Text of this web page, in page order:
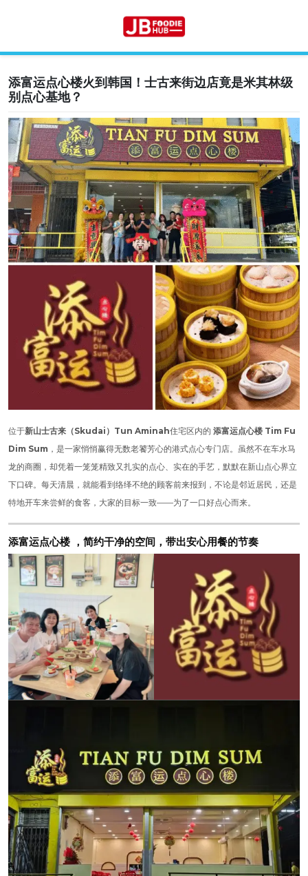
Skip
to
content
添富运点心楼火到韩国！士古来街边店竟是米其林级
别点心基地？
位于新山士古来（Skudai）Tun Aminah住宅区内的 添富运点心楼 Tim Fu
Dim Sum ，是一家悄悄赢得无数老饕芳心的港式点心专门店。虽然不在车水马
龙的商圈，却凭着一笼笼精致又扎实的点心、实在的手艺，默默在新山点心界立
下口碑。每天清晨，就能看到络绎不绝的顾客前来报到，不论是邻近居民，还是
特地开车来尝鲜的食客，大家的目标一致——为了一口好点心而来。
添富运点心楼 ，简约干净的空间，带出安心用餐的节奏